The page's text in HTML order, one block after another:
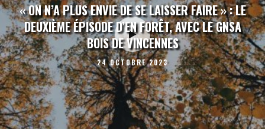
« ON N’A PLUS ENVIE DE SE LAISSER FAIRE » : LE
DEUXIÈME ÉPISODE D’EN FORÊT, AVEC LE GNSA
BOIS DE VINCENNES
24 OCTOBRE 2023